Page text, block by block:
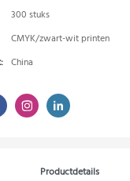
300 stuks
CMYK/zwart-wit printen
China
Productdetails